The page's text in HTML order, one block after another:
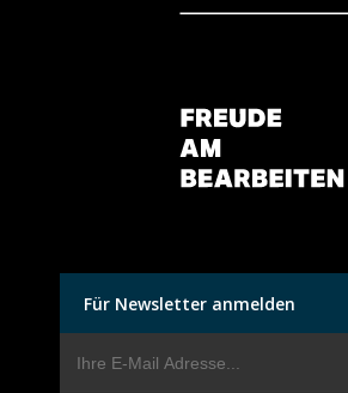
Für Newsletter anmelden